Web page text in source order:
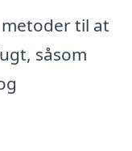
til at
såsom